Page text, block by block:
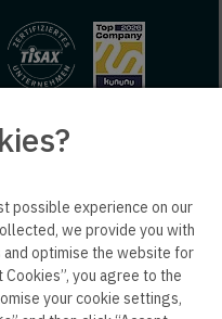
reserved.
possible experience on our
we provide you with
optimise the website for
you agree to the
your cookie settings,